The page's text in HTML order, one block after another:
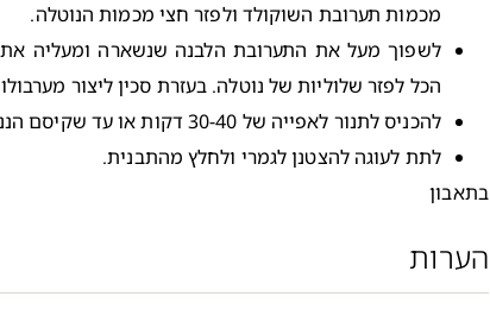
מכמות תערובת השוקולד ולפזר חצי מכמות הנוטלה.
לשפוך מעל את התערובת הלבנה שנשארה ומעליה
הכל לפזר שלוליות של נוטלה. בעזרת סכין ליצור
להכניס לתנור לאפייה של 30-40 דקות או עד שקיסם הננעץ במרכז העוגה יוצא יבש.
לתת לעוגה להצטנן לגמרי ולחלץ מהתבנית.
בתאבון
הערות